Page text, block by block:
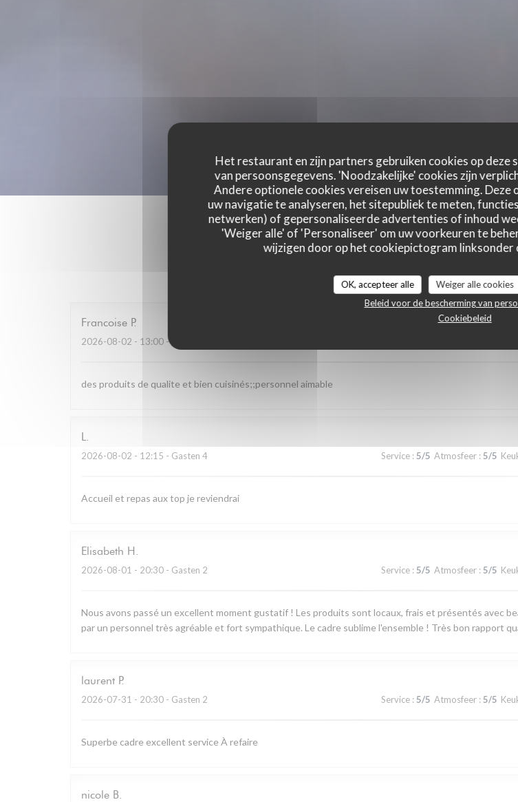
Het restaurant en zijn partners gebruiken cookies op deze
van persoonsgegevens. 'Noodzakelijke' cookies zijn
Andere optionele cookies vereisen uw toestemming.
uw navigatie te analyseren, het sitepubliek te meten,
netwerken) of gepersonaliseerde advertenties of inhoud
'Weiger alle' of 'Personaliseer' om uw voorkeuren te
wijzigen door op het cookiepictogram linksonder
OK, accepteer alle Weiger alle cookies
Beleid voor de bescherming van
Cookiebeleid
Francoise P
2026-08-02 - 13:00 - Gasten 4
des produits de qualite et bien cuisinés;;personnel aimable
L
2026-08-02 - 12:15 - Gasten 4 Service : 5/5 Atmosfeer : 5/5
Accueil et repas aux top je reviendrai
Elisabeth H
2026-08-01 - 20:30 - Gasten 2 Service : 5/5 Atmosfeer : 5/5
Nous avons passé un excellent moment gustatif ! Les produits sont locaux, frais et présentés avec
par un personnel très agréable et fort sympathique. Le cadre sublime l'ensemble ! Très bon rapport
laurent P
2026-07-31 - 20:30 - Gasten 2 Service : 5/5 Atmosfeer : 5/5
Superbe cadre excellent service À refaire
nicole B